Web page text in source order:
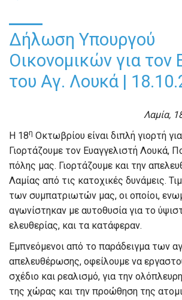
Δήλωση Υπουργού
Οικονομικών για τον
του Αγ. Λουκά |
Λαμία, 1
Η 18η Οκτωβρίου είναι διπλή γιορτή
Γιορτάζουμε τον Ευαγγελιστή Λουκά,
πόλης μας. Γιορτάζουμε και την
Λαμίας από τις κατοχικές δυνάμεις.
των συμπατριωτών μας, οι οποίοι,
αγωνίστηκαν με αυτοθυσία για το
ελευθερίας, και τα κατάφεραν.
Εμπνεόμενοι από το παράδειγμα των
απελευθέρωσης, οφείλουμε να
σχέδιο και ρεαλισμό, για την
της χώρας και την προώθηση της